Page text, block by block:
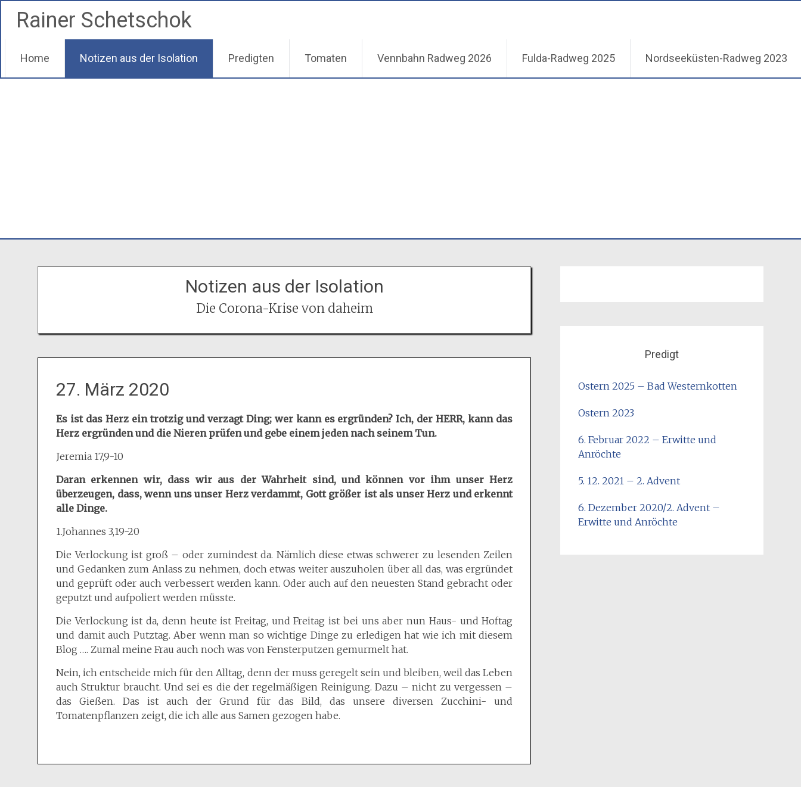
InhaltRainer Schetschok
Home Notizen aus der Isolation Predigten Tomaten Vennbahn Radweg 2026 Fulda-Radweg 2025 Nordseeküsten-Radweg 2023
Notizen aus der Isolation
Die Corona-Krise von daheim
27. März 2020
Es ist das Herz ein trotzig und verzagt Ding; wer kann es ergründen? Ich, der HERR, kann das
Herz ergründen und die Nieren prüfen und gebe einem jeden nach seinem Tun.
Jeremia 17,9-10
Daran erkennen wir, dass wir aus der Wahrheit sind, und können vor ihm unser Herz
überzeugen, dass, wenn uns unser Herz verdammt, Gott größer ist als unser Herz und erkennt
alle Dinge.
1.Johannes 3,19-20
Die Verlockung ist groß – oder zumindest da. Nämlich diese etwas schwerer zu lesenden Zeilen
und Gedanken zum Anlass zu nehmen, doch etwas weiter auszuholen über all das, was ergründet
und geprüft oder auch verbessert werden kann. Oder auch auf den neuesten Stand gebracht oder
geputzt und aufpoliert werden müsste.
Die Verlockung ist da, denn heute ist Freitag, und Freitag ist bei uns aber nun Haus- und Hoftag
und damit auch Putztag. Aber wenn man so wichtige Dinge zu erledigen hat wie ich mit diesem
Blog …. Zumal meine Frau auch noch was von Fensterputzen gemurmelt hat.
Nein, ich entscheide mich für den Alltag, denn der muss geregelt sein und bleiben, weil das Leben
auch Struktur braucht. Und sei es die der regelmäßigen Reinigung. Dazu – nicht zu vergessen –
das Gießen. Das ist auch der Grund für das Bild, das unsere diversen Zucchini- und
Tomatenpflanzen zeigt, die ich alle aus Samen gezogen habe.
Predigt
Ostern 2025 – Bad Westernkotten
Ostern 2023
6. Februar 2022 – Erwitte und
Anröchte
5. 12. 2021 – 2. Advent
6. Dezember 2020/2. Advent –
Erwitte und Anröchte